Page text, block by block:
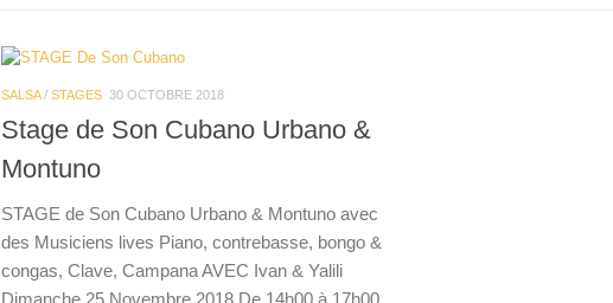
SALSA/ STAGES 30 OCTOBRE 2018
Stage de Son Cubano Urbano &
Montuno
STAGE de Son Cubano Urbano & Montuno avec
des Musiciens lives Piano, contrebasse, bongo &
congas, Clave, Campana AVEC Ivan & Yalili
Dimanche 25 Novembre 2018 De 14h00 à 17h00